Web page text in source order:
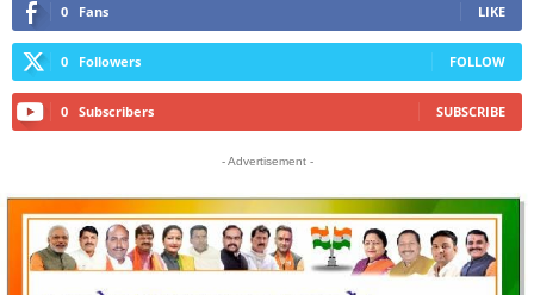
0 Fans LIKE
0 Followers FOLLOW
0 Subscribers SUBSCRIBE
- Advertisement -